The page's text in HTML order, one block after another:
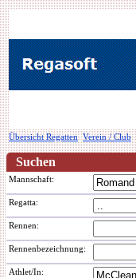
Übersicht Regatten Verein / Club
Suchen
Mannschaft:
Regatta:
Rennen:
Rennenbezeichnung:
Athlet/In: